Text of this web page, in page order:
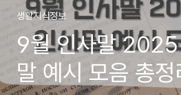
생활지식정보
9월 인사말 2025
말 예시 모음 총정